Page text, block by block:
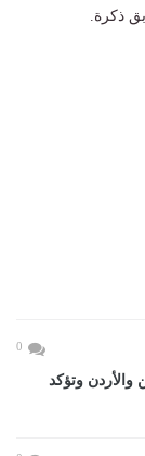
ذكرة.
0
والأردن وتؤكد